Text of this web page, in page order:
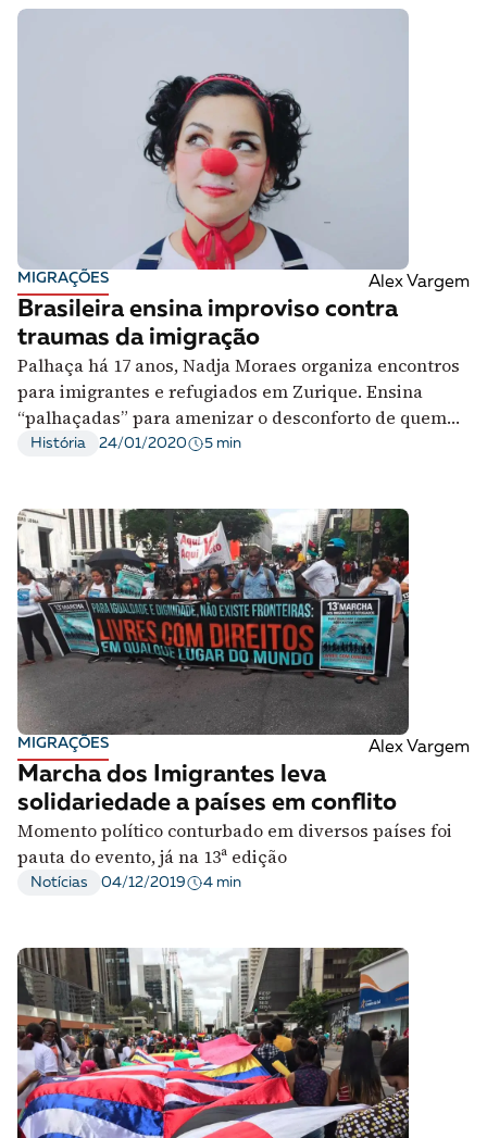
MIGRAÇÕES Alex Vargem
Brasileira ensina improviso contra
traumas da imigração
Palhaça há 17 anos, Nadja Moraes organiza encontros
para imigrantes e refugiados em Zurique. Ensina
“palhaçadas” para amenizar o desconforto de quem
chega a um país estrangeiro
História 24/01/2020 5 min
MIGRAÇÕES Alex Vargem
Marcha dos Imigrantes leva
solidariedade a países em conflito
Momento político conturbado em diversos países foi
pauta do evento, já na 13ª edição
Notícias 04/12/2019 4 min